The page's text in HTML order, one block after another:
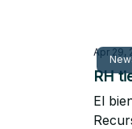
Apr 29,
RH
El